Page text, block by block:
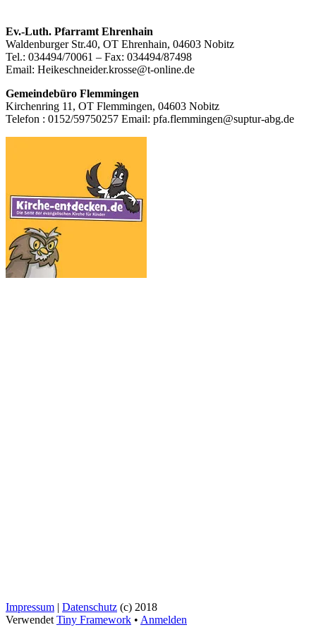
Footer
Inhalt
Ev.-Luth. Pfarramt Ehrenhain
Waldenburger Str.40, OT Ehrenhain, 04603 Nobitz
Tel.: 034494/70061 – Fax: 034494/87498
Email: Heikeschneider.krosse@t-online.de
Gemeindebüro Flemmingen
Kirchenring 11, OT Flemmingen, 04603 Nobitz
Telefon : 0152/59750257 Email: pfa.flemmingen@suptur-abg.de
Impressum | Datenschutz (c) 2018
Verwendet Tiny Framework • Anmelden